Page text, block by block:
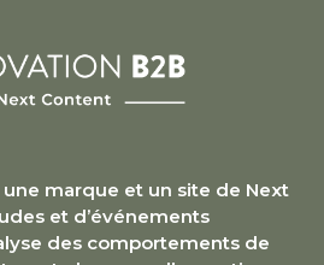
une marque et un site de Next
et d’événements
des comportements de